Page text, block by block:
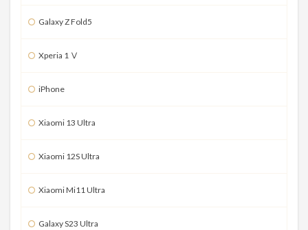
Galaxy Z Fold5
Xperia 1 Ⅴ
iPhone
Xiaomi 13 Ultra
Xiaomi 12S Ultra
Xiaomi Mi11 Ultra
Galaxy S23 Ultra